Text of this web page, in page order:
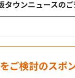
タウンニュースの
ご検討のスポ